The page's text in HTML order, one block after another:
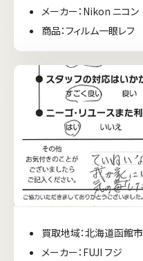
メーカー：Nikon ニコン
商品：フィルム一眼レフ
買取地域：北海道函館市
メーカー：FUJI フジ